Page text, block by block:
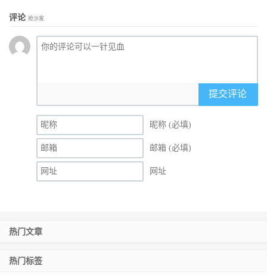
评论 抢沙发
提交评论
昵称 (必填)
邮箱 (必填)
网址
热门文章
热门标签